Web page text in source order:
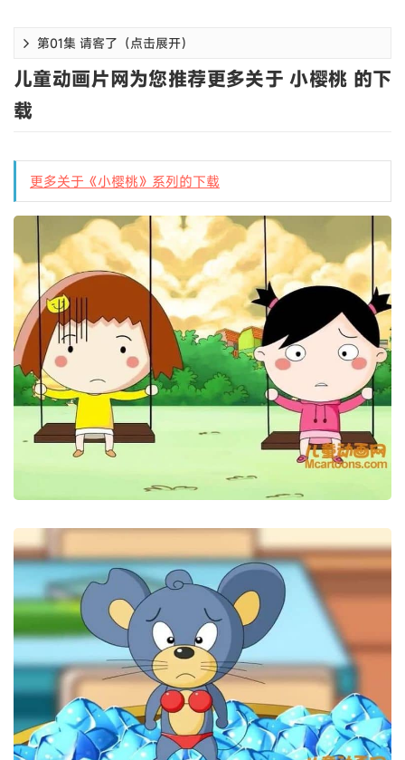
第01集 请客了（点击展开）
儿童动画片网为您推荐更多关于 小樱桃 的下
载
更多关于《小樱桃》系列的下载